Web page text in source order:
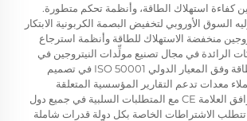
كفاءة استهلاك الطاقة، وأنظمة تحكم متطورة.
السوق الأوروبي لتخفيض البصمة الكربونية الابتكار
منخفضة الاستهلاك للطاقة وأنظمة استرجاع
الرائدة في مجال تصنيع مولِّدات النيتروجين في
أوروبا مبادئ إدارة الطاقة وفق المعيار الدولي ISO 50001 في تصميم
معدات تدعم التقارير المؤسسية المتعلقة
بالاستدامة. ويضمن توافق العلامة CE مع المتطلبات السلبية في جميع دول
تتطلب الاشتراطات الخاصة بكل دولة قدرات شاملة